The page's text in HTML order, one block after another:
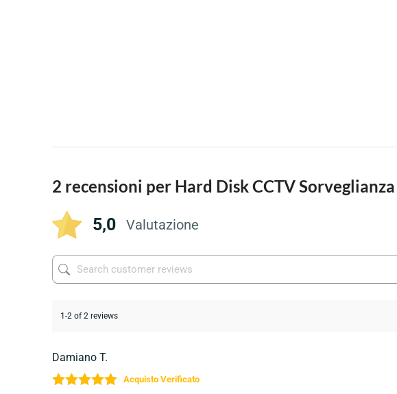
2 recensioni per Hard Disk CCTV
5,0
Valutazione
1-2 of 2 reviews
Damiano T.